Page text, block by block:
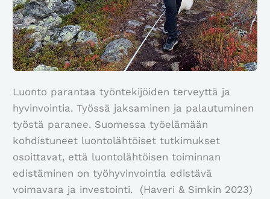
Luonto parantaa työntekijöiden terveyttä ja
hyvinvointia. Työssä jaksaminen ja palautuminen
työstä paranee. Suomessa työelämään
kohdistuneet luontolähtöiset tutkimukset
osoittavat, että luontolähtöisen toiminnan
edistäminen on työhyvinvointia edistävä
voimavara ja investointi. (Haveri & Simkin 2023)